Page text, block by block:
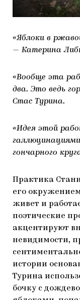
«Яблоки в
— Катерина
«Вообще эта
два. Это ведь
Стас Турина.
«Идея этой
гончарного
Практика
его
живет и
поэтические
акцентируют
невидимости,
истории
Турина
бочку с